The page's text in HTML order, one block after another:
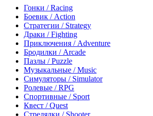
Гонки / Racing
Боевик / Action
Стратегии / Strategy
Драки / Fighting
Приключения / Adventure
Бродилки / Arcade
Пазлы / Puzzle
Музыкальные / Music
Симуляторы / Simulator
Ролевые / RPG
Спортивные / Sport
Квест / Quest
Стрелялки / Shooter